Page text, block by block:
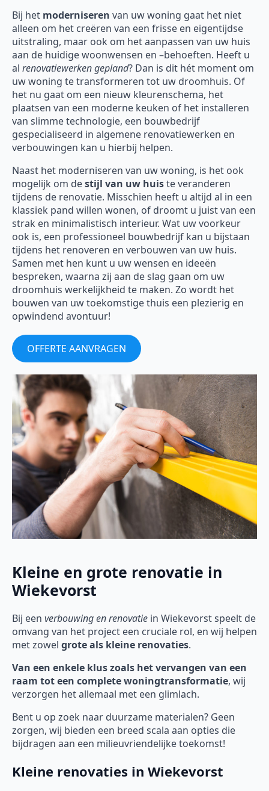
Bij het moderniseren van uw woning gaat het niet
alleen om het creëren van een frisse en eigentijdse
uitstraling, maar ook om het aanpassen van uw huis
aan de huidige woonwensen en –behoeften. Heeft u
al renovatiewerken gepland? Dan is dit hét moment om
uw woning te transformeren tot uw droomhuis. Of
het nu gaat om een nieuw kleurenschema, het
plaatsen van een moderne keuken of het installeren
van slimme technologie, een bouwbedrijf
gespecialiseerd in algemene renovatiewerken en
verbouwingen kan u hierbij helpen.
Naast het moderniseren van uw woning, is het ook
mogelijk om destijl van uw huiste veranderen
tijdens de renovatie. Misschien heeft u altijd al in een
klassiek pand willen wonen, of droomt u juist van een
strak en minimalistisch interieur. Wat uw voorkeur
ook is, een professioneel bouwbedrijf kan u bijstaan
tijdens het renoveren en verbouwen van uw huis.
Samen met hen kunt u uw wensen en ideeën
bespreken, waarna zij aan de slag gaan om uw
droomhuis werkelijkheid te maken. Zo wordt het
bouwen van uw toekomstige thuis een plezierig en
opwindend avontuur!
OFFERTE AANVRAGEN
Kleine en grote renovatie in
Wiekevorst
Bij een verbouwing en renovatie in Wiekevorst speelt de
omvang van het project een cruciale rol, en wij helpen
met zowel grote als kleine renovaties.
Van een enkele klus zoals het vervangen van een
raam tot een complete woningtransformatie, wij
verzorgen het allemaal met een glimlach.
Bent u op zoek naar duurzame materialen? Geen
zorgen, wij bieden een breed scala aan opties die
bijdragen aan een milieuvriendelijke toekomst!
Kleine renovaties in Wiekevorst